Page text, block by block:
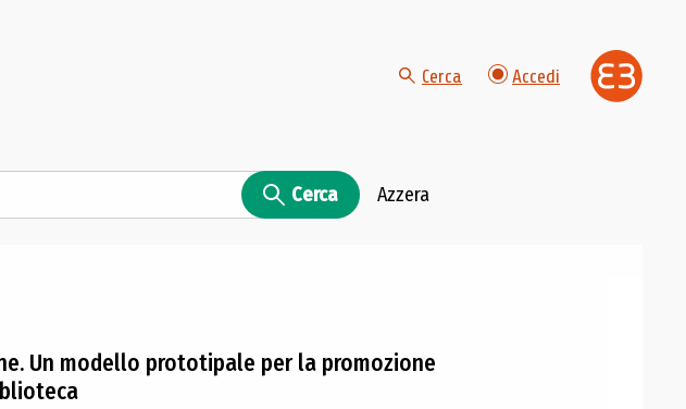
Cerca Accedi
Cerca Azzera
Un modello prototipale per la promozione